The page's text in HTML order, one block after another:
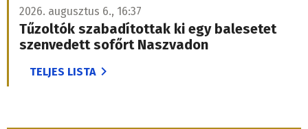
2026. augusztus 6., 16:37
Tűzoltók szabadítottak ki egy balesetet
szenvedett sofőrt Naszvadon
TELJES LISTA